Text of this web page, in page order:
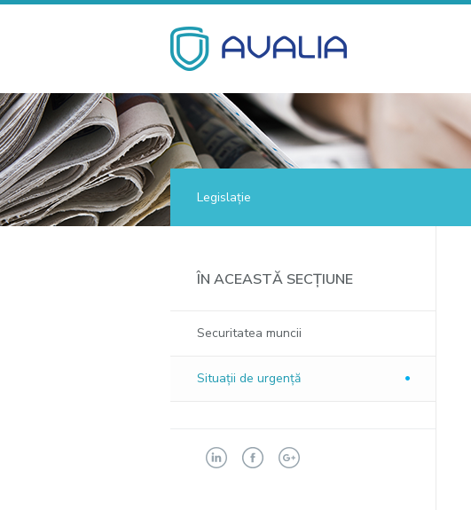
Legislație
ÎN ACEASTĂ SECȚIUNE
Securitatea muncii
Situaţii de urgenţă